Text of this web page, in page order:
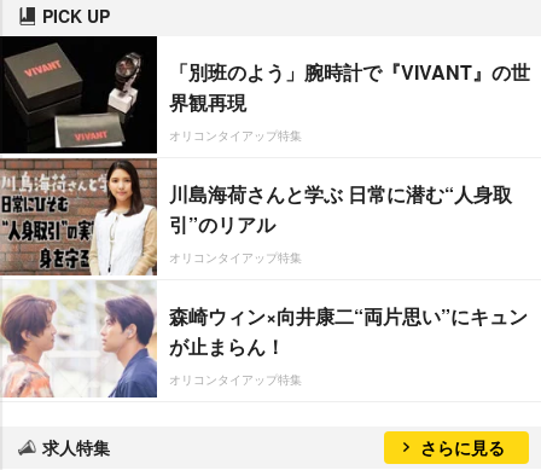
PICK UP
「別班のよう」腕時計で『VIVANT』の世
界観再現
オリコンタイアップ特集
川島海荷さんと学ぶ 日常に潜む“人身取
引”のリアル
オリコンタイアップ特集
森崎ウィン×向井康二“両片思い”にキュン
が止まらん！
オリコンタイアップ特集
求人特集 さらに見る